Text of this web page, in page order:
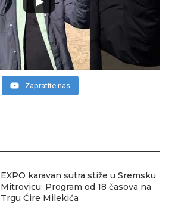
EXPO karavan sutra stiže u Sremsku
Mitrovicu: Program od 18 časova na
Trgu Ćire Milekića
Zapratite nas